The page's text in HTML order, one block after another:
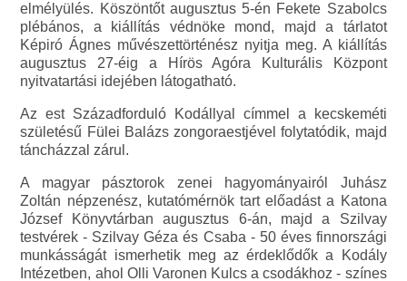
elmélyülés. Köszöntőt augusztus 5-én Fekete Szabolcs
plébános, a kiállítás védnöke mond, majd a tárlatot
Képiró Ágnes művészettörténész nyitja meg. A kiállítás
augusztus 27-éig a Hírös Agóra Kulturális Központ
nyitvatartási idejében látogatható.
Az est Századforduló Kodállyal címmel a kecskeméti
születésű Fülei Balázs zongoraestjével folytatódik, majd
táncházzal zárul.
A magyar pásztorok zenei hagyományairól Juhász
Zoltán népzenész, kutatómérnök tart előadást a Katona
József Könyvtárban augusztus 6-án, majd a Szilvay
testvérek - Szilvay Géza és Csaba - 50 éves finnországi
munkásságát ismerhetik meg az érdeklődők a Kodály
Intézetben, ahol Olli Varonen Kulcs a csodákhoz - színes